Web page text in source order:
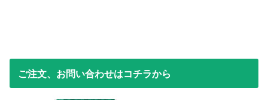
ご注文、お問い合わせはコチラから